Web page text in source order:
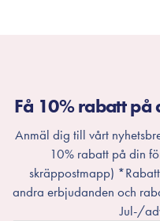
Få 10% rabatt
Anmäl dig till vårt
10% rabatt på din
skräppostmapp)
andra erbjudanden och
Jul-/